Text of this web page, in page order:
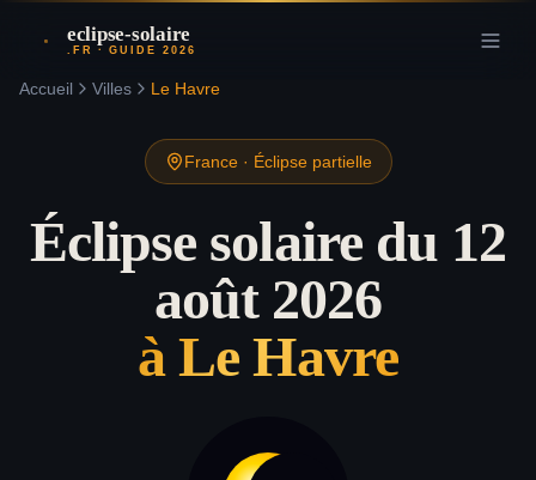
eclipse-solaire
.FR · GUIDE 2026
Accueil Villes Le Havre
France· Éclipse partielle
Éclipse solaire du 12
août 2026
àLe Havre